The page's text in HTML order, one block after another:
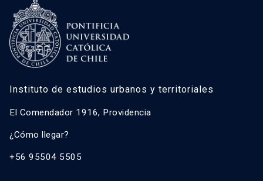
Instituto de estudios urbanos y territoriales
El Comendador 1916, Providencia
¿Cómo llegar?
+56 95504 5505